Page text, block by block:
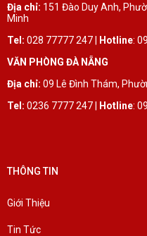
Địa chỉ: 151 Đào Duy Anh,
Minh
Tel: 028 77777 247 | Hotline:
VĂN PHÒNG ĐÀ NẴNG
Địa chỉ: 09 Lê Đình Thám,
Tel: 0236 7777 247 | Hotline:
THÔNG TIN
Giới Thiệu
Tin Tức